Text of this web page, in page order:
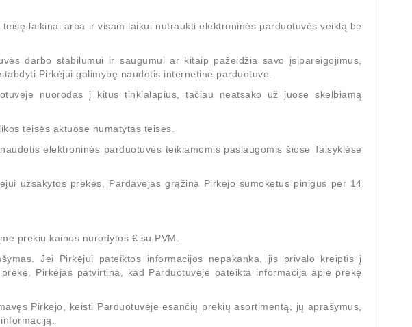
laikinai arba ir visam laikui nutraukti elektroninės parduotuvės veiklą be
darbo stabilumui ir saugumui ar kitaip pažeidžia savo įsipareigojimus,
Pirkėjui galimybę naudotis internetine parduotuve.
nuorodas į kitus tinklalapius, tačiau neatsako už juose skelbiamą
teisės aktuose numatytas teises.
elektroninės parduotuvės teikiamomis paslaugomis šiose Taisyklėse
užsakytos prekės, Pardavėjas grąžina Pirkėjo sumokėtus pinigus per 14
prekių kainos nurodytos € su PVM.
Jei Pirkėjui pateiktos informacijos nepakanka, jis privalo kreiptis į
Pirkėjas patvirtina, kad Parduotuvėje pateikta informacija apie prekę
Pirkėjo, keisti Parduotuvėje esančių prekių asortimentą, jų aprašymus,